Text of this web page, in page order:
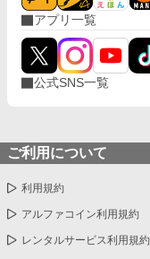
アプリ一覧
公式SNS一覧
ご利用について
利用規約
アルファコイン利用規約
レンタルサービス利用規約